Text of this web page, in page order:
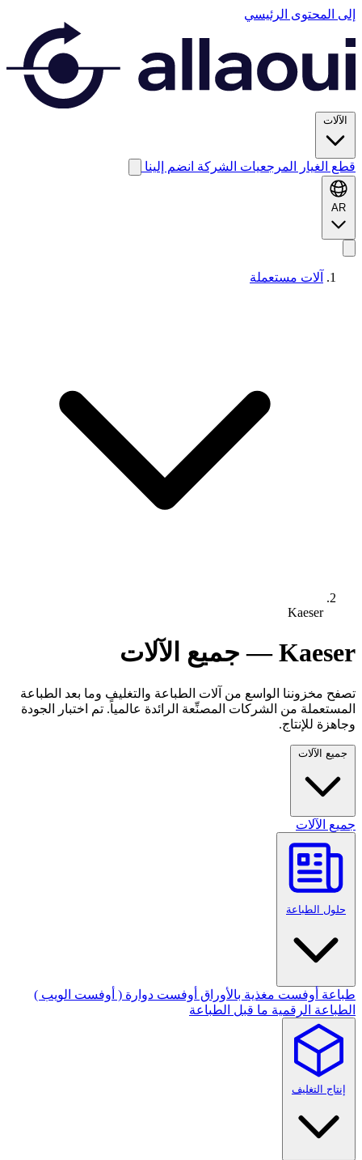
إلى المحتوى الرئيسي
الآلات
قطع الغيار المرجعيات الشركة انضم إلينا
AR
آلات مستعملة
Kaeser
Kaeser — جميع الآلات
تصفح مخزوننا الواسع من آلات الطباعة والتغليف وما بعد الطباعة
المستعملة من الشركات المصنِّعة الرائدة عالمياً. تم اختبار الجودة
وجاهزة للإنتاج.
جميع الآلات
جميع الآلات
حلول الطباعة
طباعة أوفست مغذية بالأوراق أوفست دوارة ( أوفست الويب )
الطباعة الرقمية ما قبل الطباعة
إنتاج التغليف